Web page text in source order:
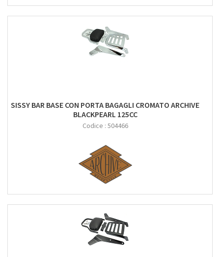
SISSY BAR BASE CON PORTA BAGAGLI CROMATO ARCHIVE
BLACKPEARL 125CC
Codice : 504466